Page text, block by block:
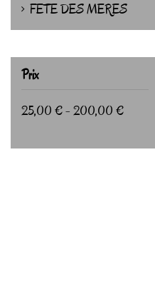
FETE DES MERES
Prix
25,00 € - 200,00 €